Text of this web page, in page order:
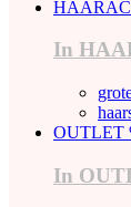
In
OUTLET
In